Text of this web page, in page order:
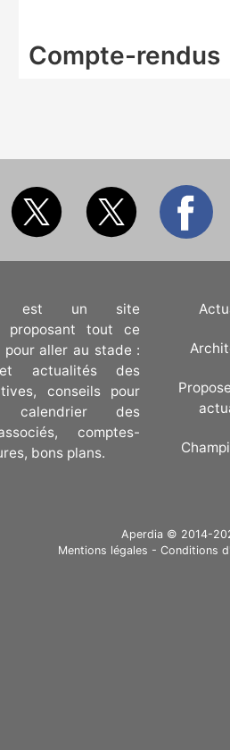
Compte-rendus
est un site
proposant tout ce
aller au stade :
actualités des
conseils pour
des
comptes-
bons plans.
Aperdia © 2014-
Mentions légales - Conditions